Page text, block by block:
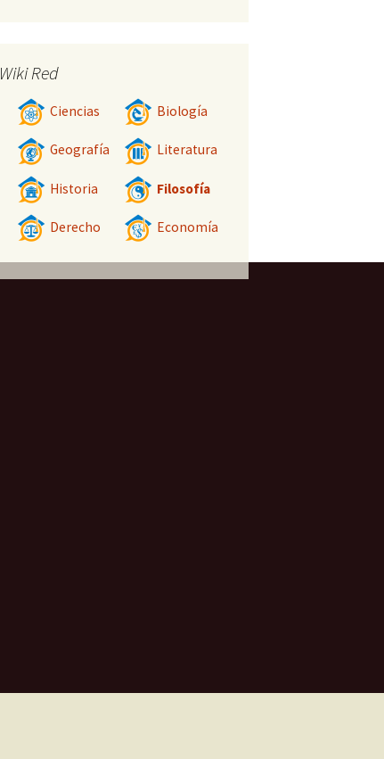
Wiki Red
Ciencias Biología
Geografía Literatura
Historia Filosofía
Derecho Economía